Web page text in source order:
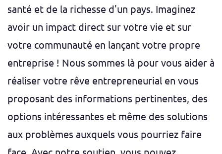
santé et de la richesse d'un pays. Imaginez
avoir un impact direct sur votre vie et sur
votre communauté en lançant votre propre
entreprise ! Nous sommes là pour vous aider à
réaliser votre rêve entrepreneurial en vous
proposant des informations pertinentes, des
options intéressantes et même des solutions
aux problèmes auxquels vous pourriez faire